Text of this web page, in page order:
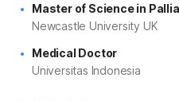
Master of Science in
Newcastle University UK
Medical Doctor
Universitas Indonesia